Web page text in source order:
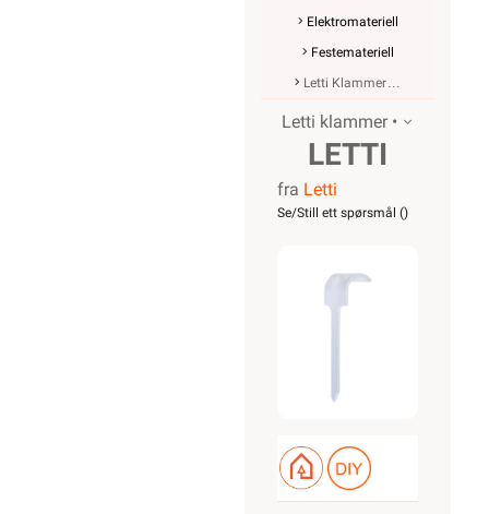
Elektromateriell
Festemateriell
Letti Klammer
Letti klammer •
LETTI
PH MK
fra Letti
Se/Still ett spørsmål ()